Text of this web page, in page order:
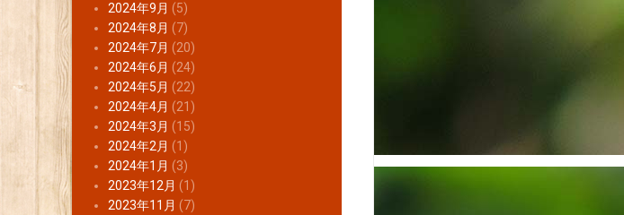
2024年9月 (5)
2024年8月 (7)
2024年7月 (20)
2024年6月 (24)
2024年5月 (22)
2024年4月 (21)
2024年3月 (15)
2024年2月 (1)
2024年1月 (3)
2023年12月 (1)
2023年11月 (7)